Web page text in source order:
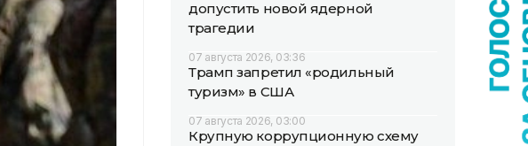
допустить новой ядерной
трагедии
07 августа 2026, 03:36
Трамп запретил «родильный
туризм» в США
07 августа 2026, 03:00
Крупную коррупционную схему